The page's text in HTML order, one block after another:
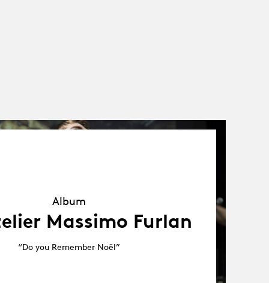
Album
Massimo Furlan
“Do you Remember Noël”